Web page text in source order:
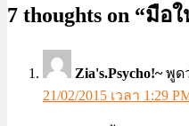
7 thoughts on “มือ
Zia's.Psycho!~ พูด
21/02/2015 เวลา 1:29